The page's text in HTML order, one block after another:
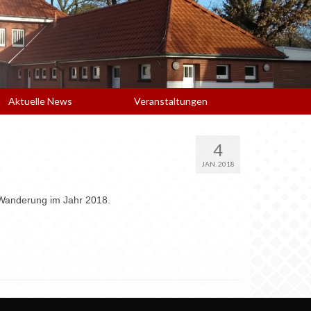
Aktuelle News Veranstaltungen
4
JAN. 2018
im Jahr 2018.